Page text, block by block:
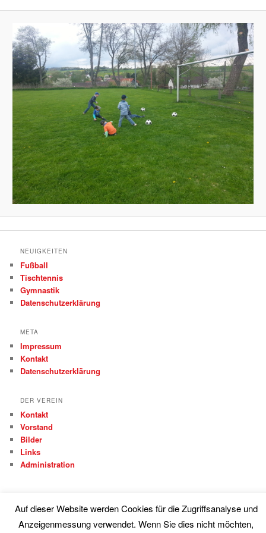
NEUIGKEITEN
Fußball
Tischtennis
Gymnastik
Datenschutzerklärung
META
Impressum
Kontakt
Datenschutzerklärung
DER VEREIN
Kontakt
Vorstand
Bilder
Links
Administration
Proudly powered by WordPress
Auf dieser Website werden Cookies für die Zugriffsanalyse und
Anzeigenmessung verwendet. Wenn Sie dies nicht möchten,